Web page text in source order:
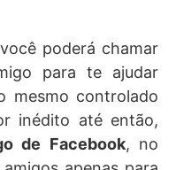
poderá chamar
para te ajudar
mesmo controlado
inédito até então,
de Facebook, no